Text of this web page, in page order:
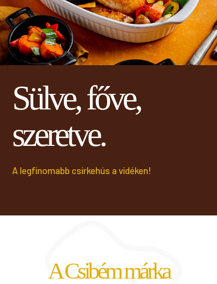
Sülve, főve,
szeretve.
A legfinomabb csirkehús a vidéken!
A Csibém márka